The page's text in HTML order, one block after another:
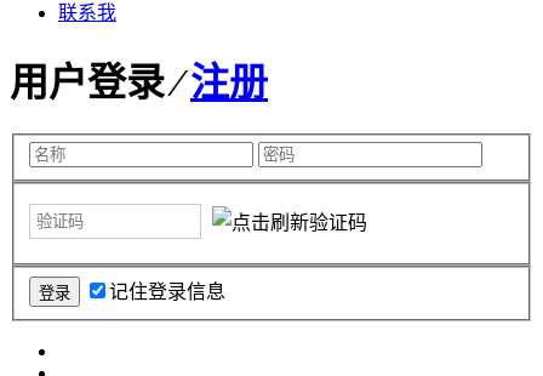
联系我
用户登录 ⁄注册
记住登录信息